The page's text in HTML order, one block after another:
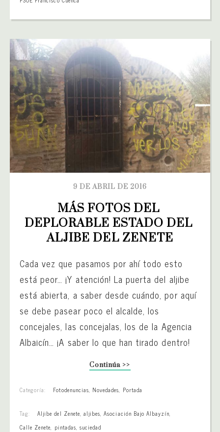
9 DE ABRIL DE 2016
MÁS FOTOS DEL
DEPLORABLE ESTADO DEL
ALJIBE DEL ZENETE
Cada vez que pasamos por ahí todo esto
está peor… ¡Y atención! La puerta del aljibe
está abierta, a saber desde cuándo, por aquí
se debe pasear poco el alcalde, los
concejales, las concejalas, los de la Agencia
Albaicín… ¡A saber lo que han tirado dentro!
Continúa >>
Categoría: Fotodenuncias, Novedades, Portada
Tag: Aljibe del Zenete, aljibes,Asociación Bajo Albayzín,
Calle Zenete, pintadas, suciedad